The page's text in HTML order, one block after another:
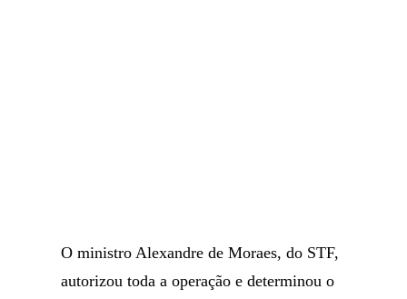
O ministro Alexandre de Moraes, do STF,
autorizou toda a operação e determinou o